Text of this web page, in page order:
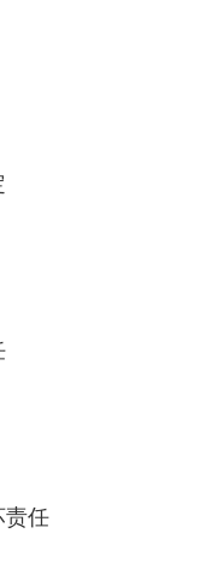
任